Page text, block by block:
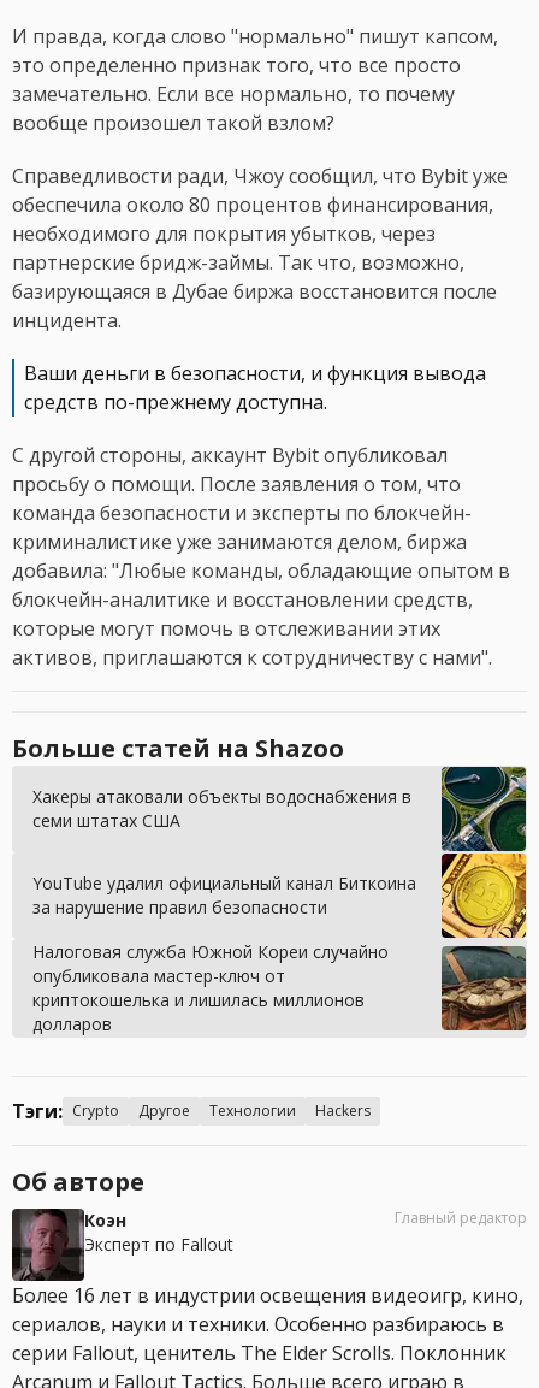
И правда, когда слово "нормально" пишут капсом,
это определенно признак того, что все просто
замечательно. Если все нормально, то почему
вообще произошел такой взлом?
Справедливости ради, Чжоу сообщил, что Bybit уже
обеспечила около 80 процентов финансирования,
необходимого для покрытия убытков, через
партнерские бридж-займы. Так что, возможно,
базирующаяся в Дубае биржа восстановится после
инцидента.
Ваши деньги в безопасности, и функция вывода
средств по-прежнему доступна.
С другой стороны, аккаунт Bybit опубликовал
просьбу о помощи. После заявления о том, что
команда безопасности и эксперты по блокчейн-
криминалистике уже занимаются делом, биржа
добавила: "Любые команды, обладающие опытом в
блокчейн-аналитике и восстановлении средств,
которые могут помочь в отслеживании этих
активов, приглашаются к сотрудничеству с нами".
Больше статей на Shazoo
Хакеры атаковали объекты водоснабжения в
семи штатах США
YouTube удалил официальный канал Биткоина
за нарушение правил безопасности
Налоговая служба Южной Кореи случайно
опубликовала мастер-ключ от
криптокошелька и лишилась миллионов
долларов
Тэги: Crypto Другое Технологии Hackers
Об авторе
Коэн
Эксперт по Fallout
Главный редактор
Более 16 лет в индустрии освещения видеоигр, кино,
сериалов, науки и техники. Особенно разбираюсь в
серии Fallout, ценитель The Elder Scrolls. Поклонник
Arcanum и Fallout Tactics. Больше всего играю в